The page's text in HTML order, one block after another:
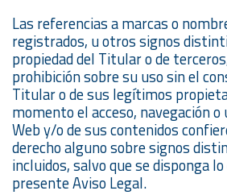
Las referencias a marcas o
registrados, u otros signos
propiedad del Titular o de
prohibición sobre su uso sin el
Titular o de sus legítimos
momento el acceso, navegación
Web y/o de sus contenidos
derecho alguno sobre signos
incluidos, salvo que se disponga
presente Aviso Legal.